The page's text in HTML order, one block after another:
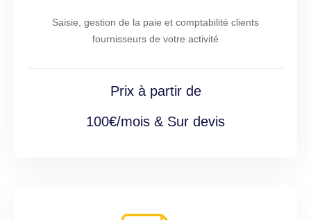
Saisie, gestion de la paie et comptabilité clients
fournisseurs de votre activité
Prix à partir de
100€/mois & Sur devis